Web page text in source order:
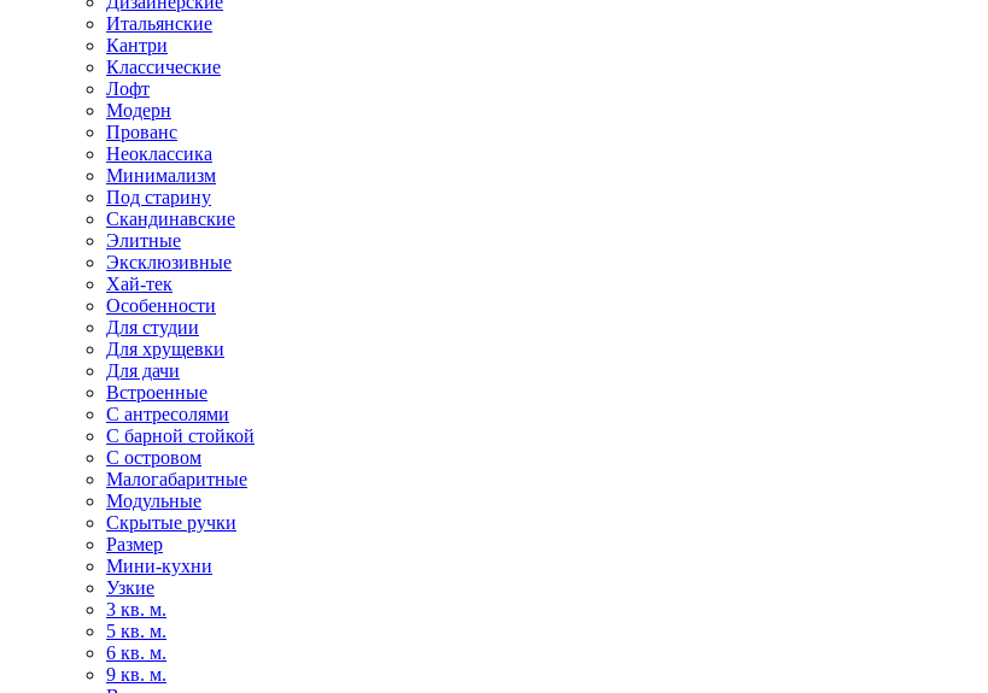
Итальянские
Кантри
Классические
Лофт
Модерн
Прованс
Неоклассика
Минимализм
Под старину
Скандинавские
Элитные
Эксклюзивные
Хай-тек
Особенности
Для студии
Для хрущевки
Для дачи
Встроенные
С антресолями
С барной стойкой
С островом
Малогабаритные
Модульные
Скрытые ручки
Размер
Мини-кухни
Узкие
3 кв. м.
5 кв. м.
6 кв. м.
9 кв. м.